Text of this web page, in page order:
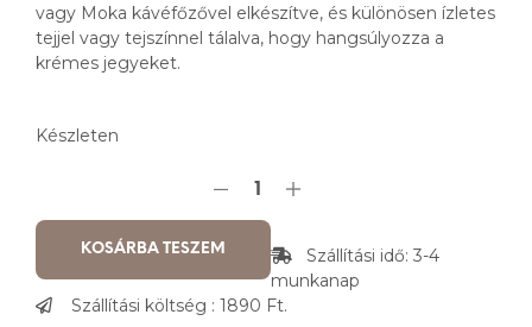
vagy Moka kávéfőzővel elkészítve, és különösen ízletes
tejjel vagy tejszínnel tálalva, hogy hangsúlyozza a
krémes jegyeket.
Készleten
KOSÁRBA TESZEM
Szállítási idő: 3-4
munkanap
Szállítási költség : 1890 Ft.